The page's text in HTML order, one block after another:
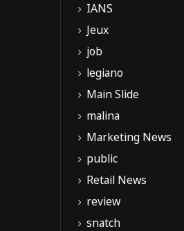
IANS
Jeux
job
legiano
Main Slide
malina
Marketing News
public
Retail News
review
snatch